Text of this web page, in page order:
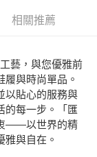
相關推薦
藝，與您優雅前
與時尚單品。
以貼心的服務與
的每一步。「匯
——以世界的精
與自在。